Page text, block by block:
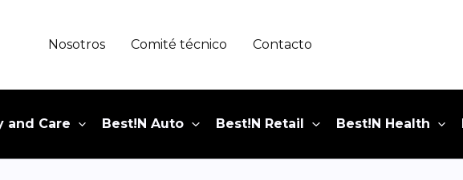
Nosotros Comité técnico Contacto
and Care Best!N Auto Best!N Retail Best!N Health